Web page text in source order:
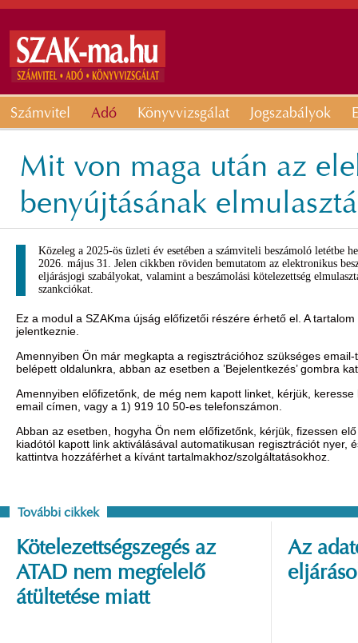
Számvitel Adó Könyvvizsgálat Jogszabályok
Mit von maga után az
benyújtásának
Közeleg a 2025-ös üzleti év esetében a számviteli beszámoló letétbe
2026. május 31. Jelen cikkben röviden bemutatom az elektronikus
eljárásjogi szabályokat, valamint a beszámolási kötelezettség
szankciókat.
Ez a modul a SZAKma újság előfizetői részére érhető el. A
jelentkeznie.
Amennyiben Ön már megkapta a regisztrációhoz szükséges
belépett oldalunkra, abban az esetben a ’Bejelentkezés’ gombra
Amennyiben előfizetőnk, de még nem kapott linket, kérjük,
email címen, vagy a 1) 919 10 50-es telefonszámon.
Abban az esetben, hogyha Ön nem előfizetőnk, kérjük, fizessen
kiadótól kapott link aktiválásával automatikusan regisztrációt nyer,
kattintva hozzáférhet a kívánt tartalmakhoz/szolgáltatásokhoz.
További cikkek
Kötelezettségszegés az
ATAD nem megfelelő
átültetése miatt
Az